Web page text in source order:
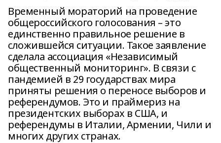
Временный мораторий на проведение
общероссийского голосования – это
единственно правильное решение в
сложившейся ситуации. Такое заявление
сделала ассоциация «Независимый
общественный мониторинг». В связи с
пандемией в 29 государствах мира
приняты решения о переносе выборов и
референдумов. Это и праймериз на
президентских выборах в США, и
референдумы в Италии, Армении, Чили и
многих других странах.